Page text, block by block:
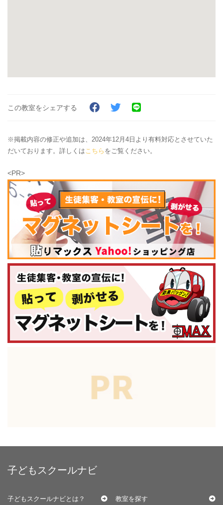
この教室をシェアする
※掲載内容の修正や追加は、2024年12月4日より有料対応とさせていた
だいております。詳しくは こちら をご覧ください。
<PR>
子どもスクールナビ
子どもスクールナビとは？ 教室を探す